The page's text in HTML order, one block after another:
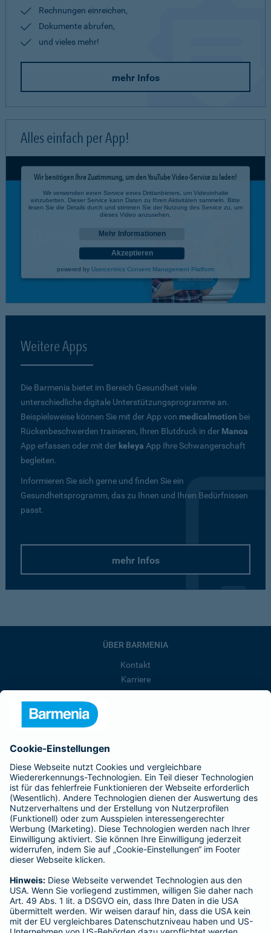
Rechnungen einreichen,
Dokumente abrufen,
und vieles mehr!
mehr Infos
Alles einfach per App!
Wir benötigen Ihre Zustimmung, um den YouTube Video-Service zu laden!
Wir verwenden einen Service eines Drittanbieters, um Videoinhalte
einzubetten. Dieser Service kann Daten zu Ihren Aktivitäten sammeln. Bitte
lesen Sie die Details durch und stimmen Sie der Nutzung des Service zu, um
dieses Video anzusehen.
Mehr Informationen
Akzeptieren
powered by Usercentrics Consent Management Platform
Weitere Apps
Die Barmenia bietet im Bereich Gesundheit viele
unterschiedliche digitale Unterstützungsprogramme an.
Beispielsweise können Sie mit der App von medicalmotion bei
Rückenbeschwerden trainieren, Ihren Blutdruck in der Manoa
App erfassen oder mit der keleya App Ihre Schwangerschaft
begleiten.
Informieren Sie sich gerne und finden Sie ein
Gesundheitsprogramm, das zu Ihnen und Ihren Bedürfnissen
passt.
mehr Infos
ÜBER BARMENIA
Kontakt
Karriere
Barmenia ist Teil der BarmeniaGothaer
BELIEBTE SEITEN
Kranken-Zusatzversicherung
Tierversicherungen
Haftpflichtversicherung
Hausratversicherung
Adresse ändern
Schaden melden
Kilometerstandsmeldung